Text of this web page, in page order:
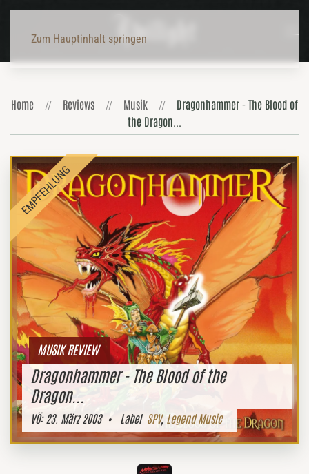
Zum Hauptinhalt springen
Home Reviews Musik
Dragonhammer - The Blood of
the Dragon...
MUSIK REVIEW
Dragonhammer - The Blood of the
Dragon...
VÖ:23. März 2003• Label SPV, Legend Music